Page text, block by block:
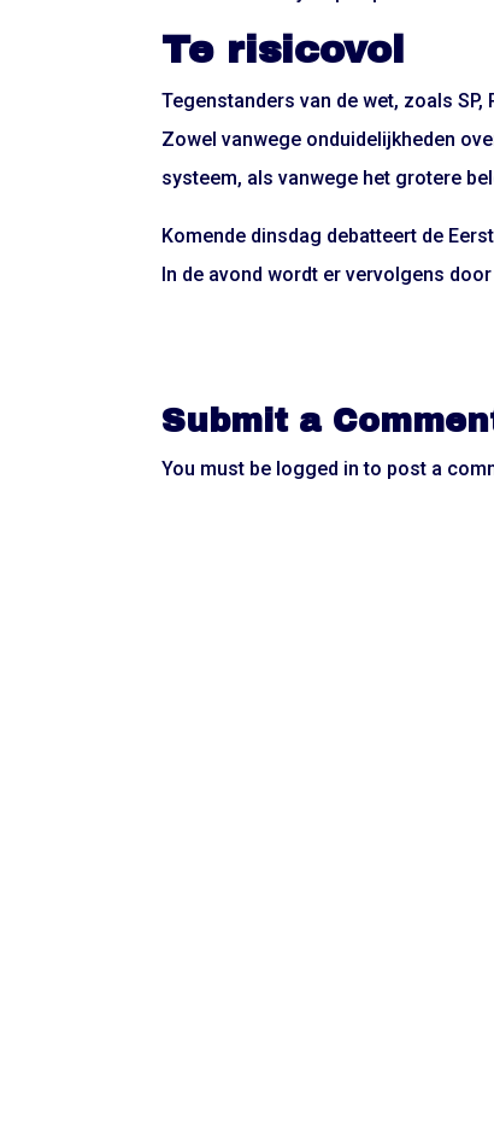
Te risicovol
Tegenstanders van de wet, zoals
Zowel vanwege onduidelijkheden
systeem, als vanwege het grotere
Komende dinsdag debatteert de
In de avond wordt er vervolgens
Submit a
You must be logged in to post a